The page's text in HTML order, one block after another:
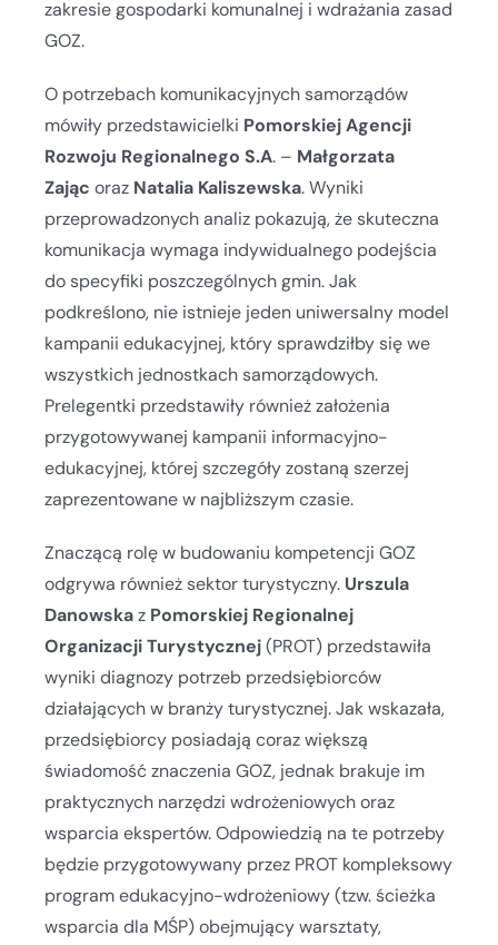
zakresie gospodarki komunalnej i wdrażania zasad
GOZ.
O potrzebach komunikacyjnych samorządów
mówiły przedstawicielki Pomorskiej Agencji
Rozwoju Regionalnego S.A. – Małgorzata
Zając oraz Natalia Kaliszewska. Wyniki
przeprowadzonych analiz pokazują, że skuteczna
komunikacja wymaga indywidualnego podejścia
do specyfiki poszczególnych gmin. Jak
podkreślono, nie istnieje jeden uniwersalny model
kampanii edukacyjnej, który sprawdziłby się we
wszystkich jednostkach samorządowych.
Prelegentki przedstawiły również założenia
przygotowywanej kampanii informacyjno-
edukacyjnej, której szczegóły zostaną szerzej
zaprezentowane w najbliższym czasie.
Znaczącą rolę w budowaniu kompetencji GOZ
odgrywa również sektor turystyczny. Urszula
Danowskaz Pomorskiej Regionalnej
Organizacji Turystycznej(PROT) przedstawiła
wyniki diagnozy potrzeb przedsiębiorców
działających w branży turystycznej. Jak wskazała,
przedsiębiorcy posiadają coraz większą
świadomość znaczenia GOZ, jednak brakuje im
praktycznych narzędzi wdrożeniowych oraz
wsparcia ekspertów. Odpowiedzią na te potrzeby
będzie przygotowywany przez PROT kompleksowy
program edukacyjno-wdrożeniowy (tzw. ścieżka
wsparcia dla MŚP) obejmujący warsztaty,